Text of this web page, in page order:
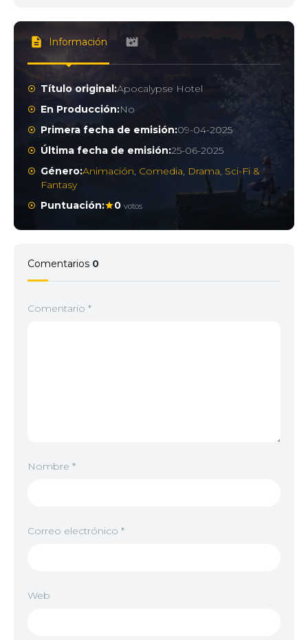
Información
Título original:Apocalypse Hotel
En Producción:No
Primera fecha de emisión:09-04-2025
Última fecha de emisión:25-06-2025
Género:Animación, Comedia, Drama, Sci-Fi &
Fantasy
Puntuación:
0 votos
Comentarios 0
Comentario *
Nombre *
Correo electrónico *
Web